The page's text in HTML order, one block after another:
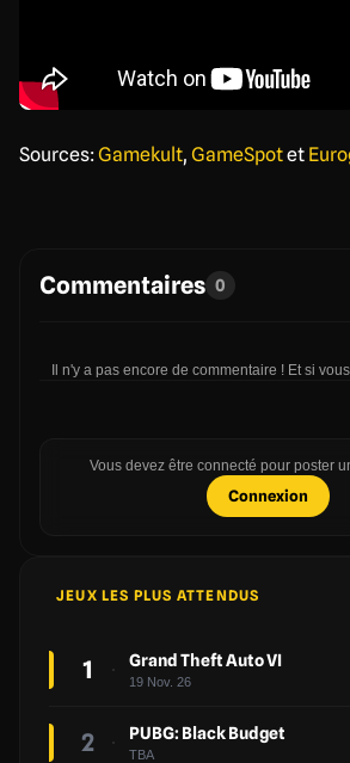
Sources:Gamekult, GameSpotet
Commentaires 0
Il n'y a pas encore de commentaire ! Et si
Vous devez être connecté pour poster
Connexion
JEUX LES PLUS ATTENDUS
1 Grand Theft Auto VI
19 Nov. 26
2 PUBG: Black Budget
TBA